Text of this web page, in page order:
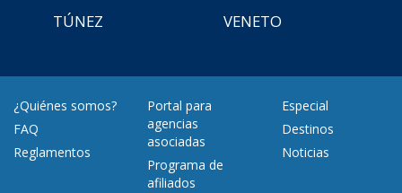
TÚNEZ
VENETO
¿Quiénes somos?
FAQ
Reglamentos
Portal para
agencias
asociadas
Programa de
afiliados
Especial
Destinos
Noticias